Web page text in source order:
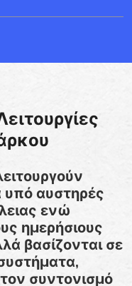
αυστηρές
ενώ
ημερήσιους
βασίζονται σε
συντονισμό